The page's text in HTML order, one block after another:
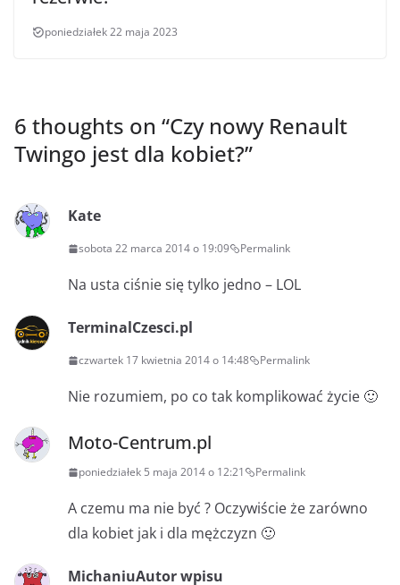
poniedziałek 22 maja 2023
6 thoughts on “Czy nowy Renault
Twingo jest dla kobiet?”
Kate
sobota 22 marca 2014 o 19:09 Permalink
Na usta ciśnie się tylko jedno – LOL
TerminalCzesci.pl
czwartek 17 kwietnia 2014 o 14:48 Permalink
Nie rozumiem, po co tak komplikować życie 🙂
Moto-Centrum.pl
poniedziałek 5 maja 2014 o 12:21 Permalink
A czemu ma nie być ? Oczywiście że zarówno
dla kobiet jak i dla mężczyzn 🙂
MichaniuAutor wpisu